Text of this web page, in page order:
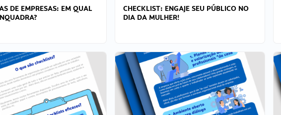
DE EMPRESAS: EM QUAL
CHECKLIST: ENGAJE SEU PÚBLICO NO
DIA DA MULHER!